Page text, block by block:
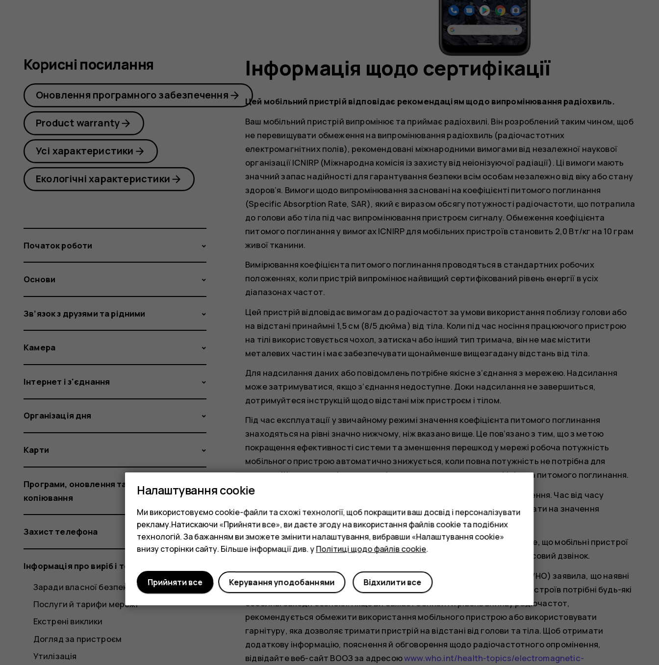
Інформація щодо сертифікації
Цей мобільний пристрій відповідає рекомендаціям щодо випромінювання радіохвиль.
Ваш мобільний пристрій випромінює та приймає радіохвилі. Він розроблений таким чином, щоб
не перевищувати обмеження на випромінювання радіохвиль (радіочастотних
електромагнітних полів), рекомендовані міжнародними вимогами від незалежної наукової
організації ICNIRP (Міжнародна комісія із захисту від неіонізуючої радіації). Ці вимоги мають
значний запас надійності для гарантування безпеки всім особам незалежно від віку або стану
здоров’я. Вимоги щодо випромінювання засновані на коефіцієнті питомого поглинання
(Specific Absorption Rate, SAR), який є виразом обсягу потужності радіочастоти, що потрапила
до голови або тіла під час випромінювання пристроєм сигналу. Обмеження коефіцієнта
питомого поглинання у вимогах ICNIRP для мобільних пристроїв становить 2,0 Вт/кг на 10 грам
живої тканини.
Вимірювання коефіцієнта питомого поглинання проводяться в стандартних робочих
положеннях, коли пристрій випромінює найвищий сертифікований рівень енергії в усіх
діапазонах частот.
Цей пристрій відповідає вимогам до радіочастот за умови використання поблизу голови або
на відстані принаймні 1,5 см (8/5 дюйма) від тіла. Коли під час носіння працюючого пристрою
на тілі використовується чохол, затискач або інший тип тримача, він не має містити
металевих частин і має забезпечувати щонайменше вищезгадану відстань від тіла.
Для надсилання даних або повідомлень потрібне якісне з’єднання з мережею. Надсилання
може затримуватися, якщо з’єднання недоступне. Доки надсилання не завершиться,
дотримуйтеся інструкцій щодо відстані між пристроєм і тілом.
Під час експлуатації у звичайному режимі значення коефіцієнта питомого поглинання
знаходяться на рівні значно нижчому, ніж вказано вище. Це пов’язано з тим, що з метою
покращення ефективності системи та зменшення перешкод у мережі робоча потужність
мобільного пристрою автоматично знижується, коли повна потужність не потрібна для
виклику. Що нижча вихідна потужність, то нижче значення коефіцієнта питомого поглинання.
Різні моделі пристроїв можуть мати різні версії та більше одного значення. Час від часу
компоненти та дизайн пристрою можуть змінюватись, що може впливати на значення
коефіцієнта питомого поглинання.
Щоб дізнатися більше, відвідайте сторінкуwww.sar- tick.com. Зауважте, що мобільні пристрої
можуть випромінювати сигнал навіть тоді, коли не здійснюється голосовий дзвінок.
Всесвітня організація з охорони здоров’я (World Health Organization, WHO) заявила, що наявні
наукові дані не вказують на те, що під час використання мобільних пристроїв потрібні будь-які
особливі заходи безпеки. Якщо Ви бажаєте знизити рівень впливу радіочастот,
рекомендується обмежити використання мобільного пристрою або використовувати
гарнітуру, яка дозволяє тримати пристрій на відстані від голови та тіла. Щоб отримати
додаткову інформацію, пояснення й обговорення щодо радіочастотного опромінення,
відвідайте веб-сайт ВООЗ за адресоюwww.who.int/health-topics/electromagnetic-
Корисні посилання
Оновлення програмного забезпечення
Product warranty
Усі характеристики
Екологічні характеристики
Початок роботи
Основи
Зв’язок з друзями та рідними
Камера
Інтернет і з'єднання
Організація дня
Карти
Програми, оновлення та резервне
копіювання
Захист телефона
Інформація про виріб і техніку безпеки
Заради власної безпеки
Послуги й тарифи мережі
Екстрені виклики
Догляд за пристроєм
Утилізація
Налаштування cookie
Ми використовуємо cookie-файли та схожі технології, щоб покращити ваш досвід і персоналізувати
рекламу.Натискаючи «Прийняти все», ви даєте згоду на використання файлів cookie та подібних
технологій. За бажанням ви зможете змінити налаштування, вибравши «Налаштування cookie»
внизу сторінки сайту. Більше інформації див. уПолітиці щодо файлів cookie.
Відхилити все
Керування уподобаннями
Прийняти все